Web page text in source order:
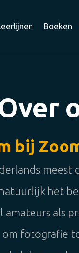
Boeken
bij
het
als
fotografie